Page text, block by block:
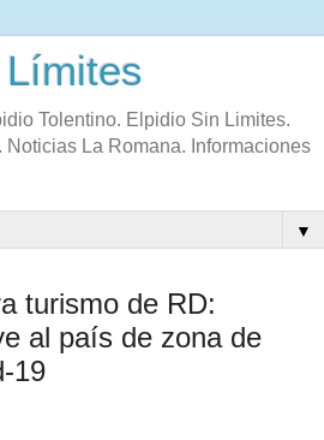
Tolentino. Elpidio Sin Limites.
Noticias La Romana. Informaciones
▼
turismo de RD:
al país de zona de
19